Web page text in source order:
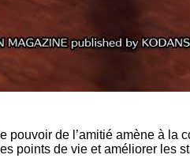
de l’amitié amène à
points de vie et améliorer les